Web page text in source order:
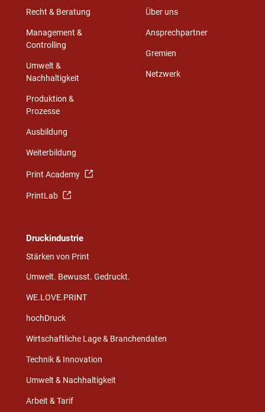
Recht & Beratung
Management &
Controlling
Umwelt &
Nachhaltigkeit
Produktion &
Prozesse
Ausbildung
Weiterbildung
Print Academy
PrintLab
Über uns
Ansprechpartner
Gremien
Netzwerk
Druckindustrie
Stärken von Print
Umwelt. Bewusst. Gedruckt.
WE.LOVE.PRINT
hochDruck
Wirtschaftliche Lage & Branchendaten
Technik & Innovation
Umwelt & Nachhaltigkeit
Arbeit & Tarif